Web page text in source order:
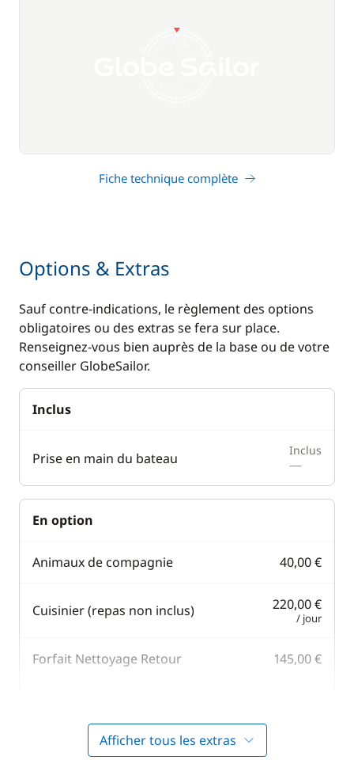
Fiche technique complète
Options & Extras
Sauf contre-indications, le règlement des options
obligatoires ou des extras se fera sur place.
Renseignez-vous bien auprès de la base ou de votre
conseiller GlobeSailor.
Inclus
Prise en main du bateau Inclus
—
En option
Animaux de compagnie 40,00 €
Cuisinier (repas non inclus) 220,00 €
/ jour
Forfait Nettoyage Retour 145,00 €
Afficher tous les extras